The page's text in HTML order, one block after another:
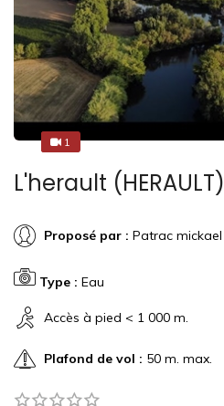
11
L'herault (HERAULT)
Proposé par : Patrac mickael
Type : Eau
Accès à pied < 1 000 m.
Plafond de vol : 50 m. max.